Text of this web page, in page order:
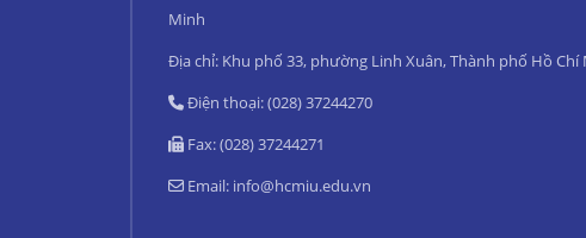
Minh
Địa chỉ: Khu phố 33, phường Linh Xuân, Thành phố Hồ Chí
Điện thoại: (028) 37244270
Fax: (028) 37244271
Email: info@hcmiu.edu.vn